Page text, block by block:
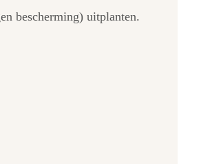
bescherming) uitplanten.